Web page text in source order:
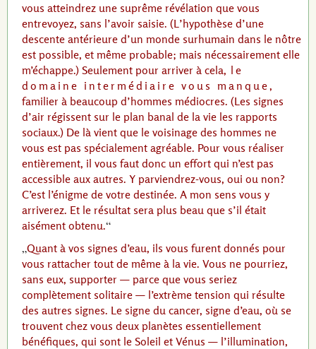
vous atteindrez une suprême révélation que vous
entrevoyez, sans l’avoir saisie. (L’hypothèse d’une
descente antérieure d’un monde surhumain dans le nôtre
est possible, et même probable; mais nécessairement elle
m’échappe.) Seulement pour arriver à cela, le
domaine intermédiaire vous manque,
familier à beaucoup d’hommes médiocres. (Les signes
d’air régissent sur le plan banal de la vie les rapports
sociaux.) De là vient que le voisinage des hommes ne
vous est pas spécialement agréable. Pour vous réaliser
entièrement, il vous faut donc un effort qui n’est pas
accessible aux autres. Y parviendrez-vous, oui ou non?
C’est l’énigme de votre destinée. A mon sens vous y
arriverez. Et le résultat sera plus beau que s’il était
aisément obtenu.
Quant à vos signes d’eau, ils vous furent donnés pour
vous rattacher tout de même à la vie. Vous ne pourriez,
sans eux, supporter — parce que vous seriez
complètement solitaire — l’extrème tension qui résulte
des autres signes. Le signe du cancer, signe d’eau, où se
trouvent chez vous deux planètes essentiellement
bénéfiques, qui sont le Soleil et Vénus — l’illumination,